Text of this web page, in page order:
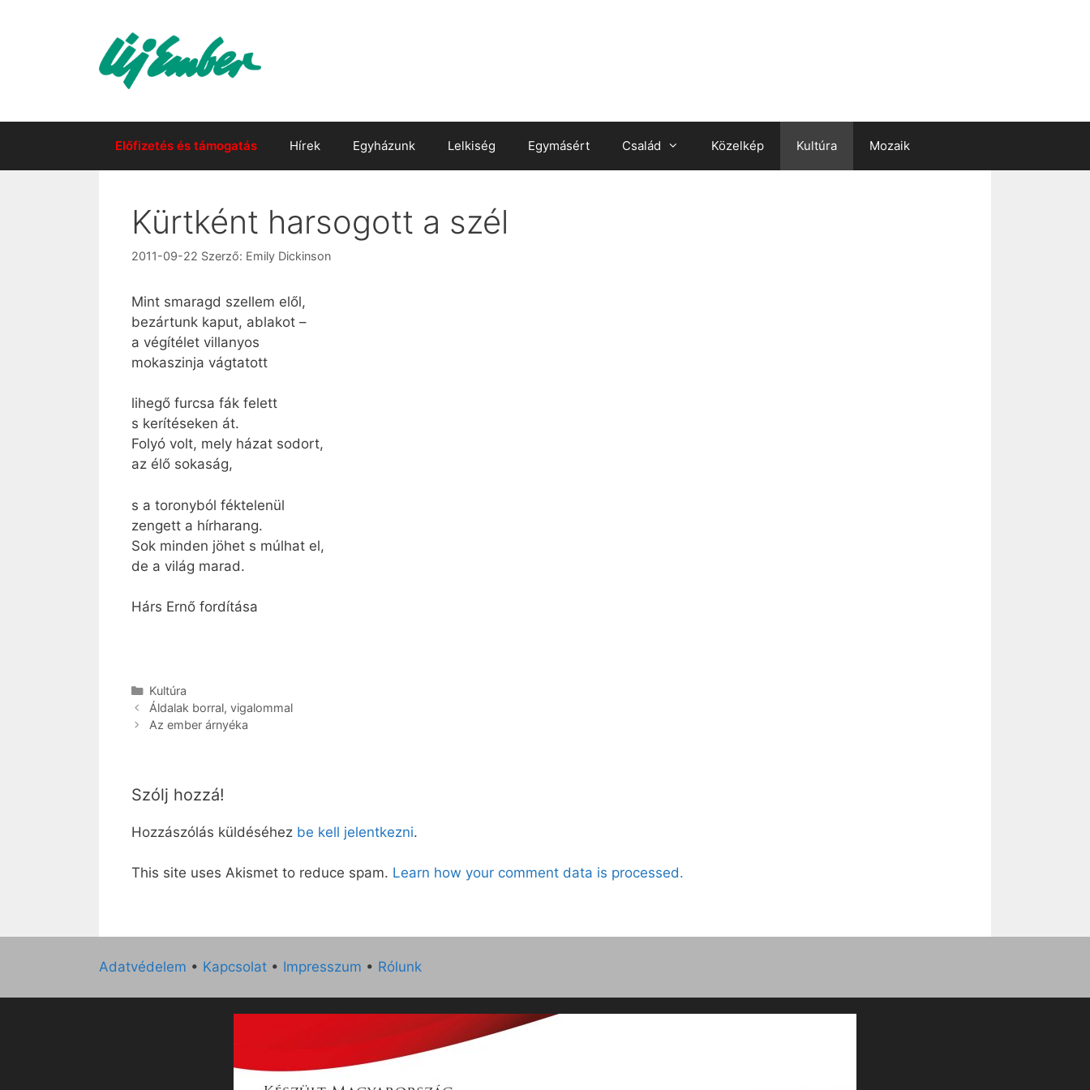
Előfizetés és támogatás Hírek Egyházunk Lelkiség Egymásért Család Közelkép Kultúra Mozaik
Kürtként harsogott a szél
2011-09-22 Szerző: Emily Dickinson
Mint smaragd szellem elől,
bezártunk kaput, ablakot –
a végítélet villanyos
mokaszinja vágtatott
lihegő furcsa fák felett
s kerítéseken át.
Folyó volt, mely házat sodort,
az élő sokaság,
s a toronyból féktelenül
zengett a hírharang.
Sok minden jöhet s múlhat el,
de a világ marad.
Hárs Ernő fordítása
Kategória
Kultúra
Áldalak borral, vigalommal
Az ember árnyéka
Szólj hozzá!
Hozzászólás küldéséhez be kell jelentkezni.
This site uses Akismet to reduce spam. Learn how your comment data is processed.
Adatvédelem • Kapcsolat • Impresszum • Rólunk